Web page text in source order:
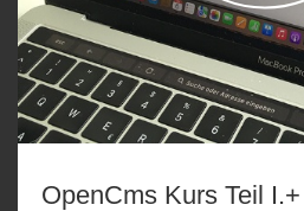
OpenCms Kurs Teil